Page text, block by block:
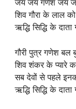
जय जय गणेश जय
शिव गौरा के लाल
ऋद्धि सिद्धि के
गौरी पुत्र गणेश बल
शिव शंकर के प्यारे
सब देवों से पहले
ऋद्धि सिद्धि के